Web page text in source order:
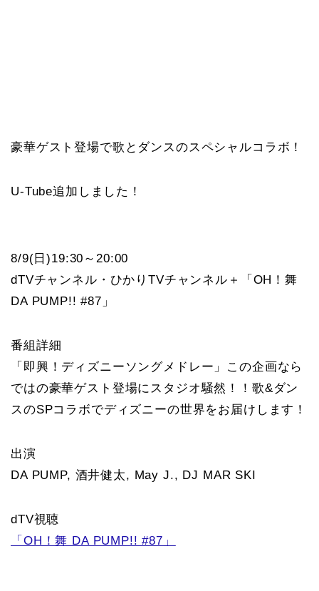
豪華ゲスト登場で歌とダンスのスペシャルコラボ！
U-Tube追加しました！
8/9(日)19:30～20:00
dTVチャンネル・ひかりTVチャンネル＋「OH！舞
DA PUMP!! #87」
番組詳細
「即興！ディズニーソングメドレー」この企画なら
ではの豪華ゲスト登場にスタジオ騒然！！歌&ダン
スのSPコラボでディズニーの世界をお届けします！
出演
DA PUMP, 酒井健太, May J., DJ MAR SKI
dTV視聴
「OH！舞 DA PUMP!! #87」